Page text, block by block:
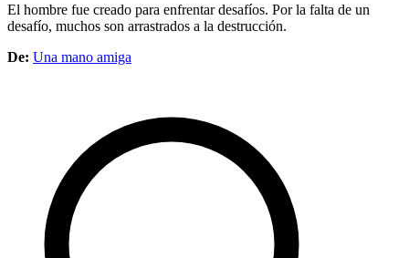
El hombre fue creado para enfrentar desafíos. Por la falta de un
desafío, muchos son arrastrados a la destrucción.
De: Una mano amiga